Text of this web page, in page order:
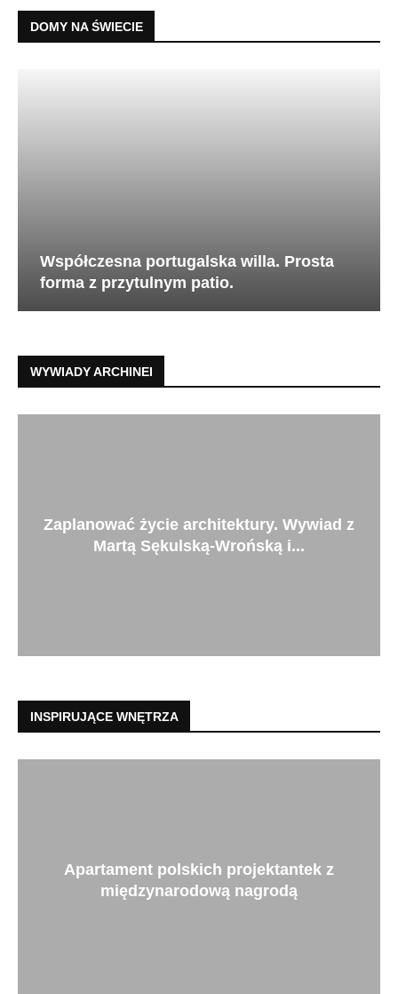
DOMY NA ŚWIECIE
Współczesna portugalska willa. Prosta
forma z przytulnym patio.
WYWIADY ARCHINEI
Zaplanować życie architektury. Wywiad z
Martą Sękulską-Wrońską i...
INSPIRUJĄCE WNĘTRZA
Apartament polskich projektantek z
międzynarodową nagrodą